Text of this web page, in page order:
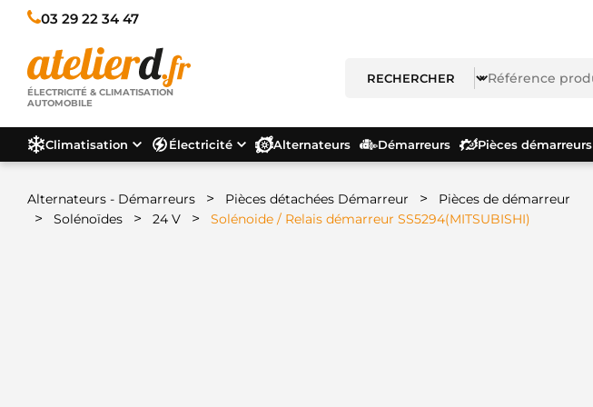
03 29 22 34 47
ÉLECTRICITÉ & CLIMATISATION
AUTOMOBILE
Climatisation Électricité Alternateurs Démarreurs Pièces démarreurs
Alternateurs - Démarreurs > Pièces détachées Démarreur > Pièces de démarreur
> Solénoïdes > 24 V > Solénoide / Relais démarreur SS5294(MITSUBISHI)